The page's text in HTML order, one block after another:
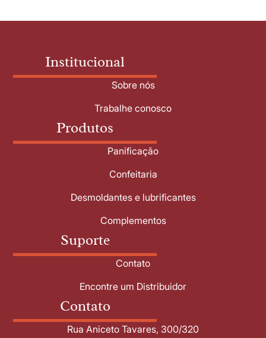
Institucional
Sobre nós
Trabalhe conosco
Produtos
Panificação
Confeitaria
Desmoldantes e lubrificantes
Complementos
Suporte
Contato
Encontre um Distribuidor
Contato
Rua Aniceto Tavares, 300/320